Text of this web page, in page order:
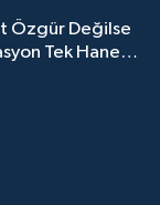
Özgür Değilse
Tek Haneye